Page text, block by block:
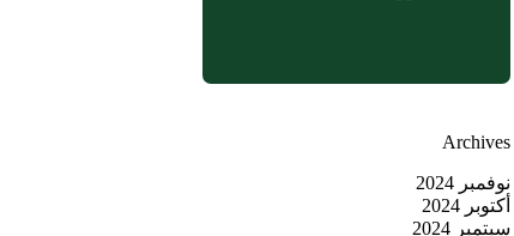
Archives
نوفمبر 2024
أكتوبر 2024
سبتمبر 2024